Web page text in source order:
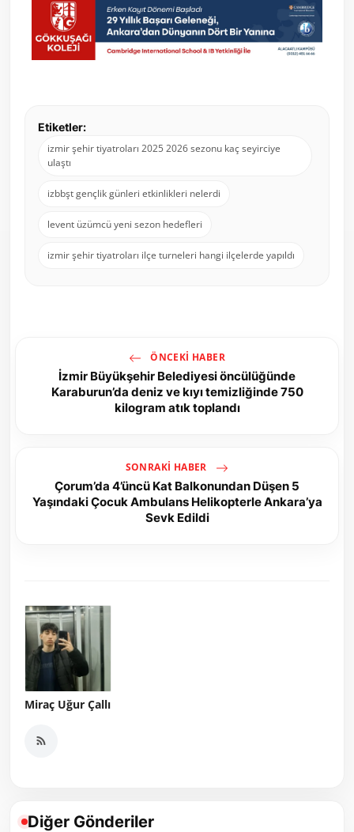
Etiketler:
izmir şehir tiyatroları 2025 2026 sezonu kaç seyirciye
ulaştı
izbbşt gençlik günleri etkinlikleri nelerdi
levent üzümcü yeni sezon hedefleri
izmir şehir tiyatroları ilçe turneleri hangi ilçelerde yapıldı
ÖNCEKI HABER
İzmir Büyükşehir Belediyesi öncülüğünde
Karaburun’da deniz ve kıyı temizliğinde 750
kilogram atık toplandı
SONRAKI HABER
Çorum’da 4’üncü Kat Balkonundan Düşen 5
Yaşındaki Çocuk Ambulans Helikopterle Ankara’ya
Sevk Edildi
Miraç Uğur Çallı
Diğer Gönderiler